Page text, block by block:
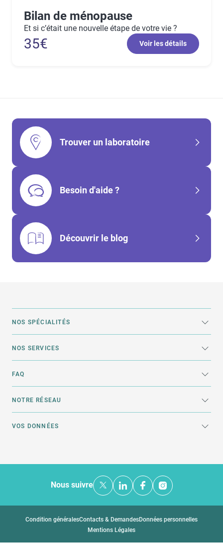
Bilan de ménopause
Et si c’était une nouvelle étape de votre vie ?
35€ Voir les détails
Trouver un laboratoire
Besoin d'aide ?
Découvrir le blog
NOS SPÉCIALITÉS
NOS SERVICES
FAQ
NOTRE RÉSEAU
VOS DONNÉES
Nous suivre
Condition généralesContacts & DemandesDonnées personnelles
Mentions Légales